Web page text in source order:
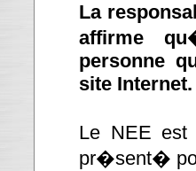
La
affirme
personne
site Internet.
Le NEE est
pr�sent�